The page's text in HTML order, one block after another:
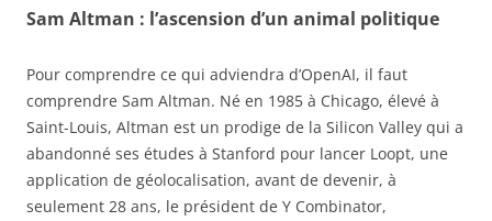
Sam Altman : l’ascension d’un animal politique
Pour comprendre ce qui adviendra d’OpenAI, il faut
comprendre Sam Altman. Né en 1985 à Chicago, élevé à
Saint-Louis, Altman est un prodige de la Silicon Valley qui a
abandonné ses études à Stanford pour lancer Loopt, une
application de géolocalisation, avant de devenir, à
seulement 28 ans, le président de Y Combinator,